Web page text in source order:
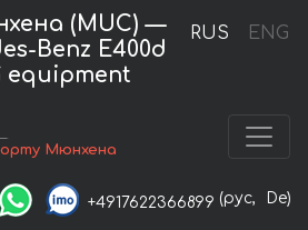
RUS ENG
(MUC) —
Benz E400d
equipment
Мюнхена
+4917622366899 (рус, De)